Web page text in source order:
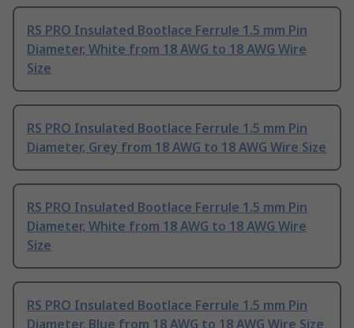
RS PRO Insulated Bootlace Ferrule 1.5 mm Pin
Diameter, White from 18 AWG to 18 AWG Wire
Size
RS PRO Insulated Bootlace Ferrule 1.5 mm Pin
Diameter, Grey from 18 AWG to 18 AWG Wire Size
RS PRO Insulated Bootlace Ferrule 1.5 mm Pin
Diameter, White from 18 AWG to 18 AWG Wire
Size
RS PRO Insulated Bootlace Ferrule 1.5 mm Pin
Diameter, Blue from 18 AWG to 18 AWG Wire Size